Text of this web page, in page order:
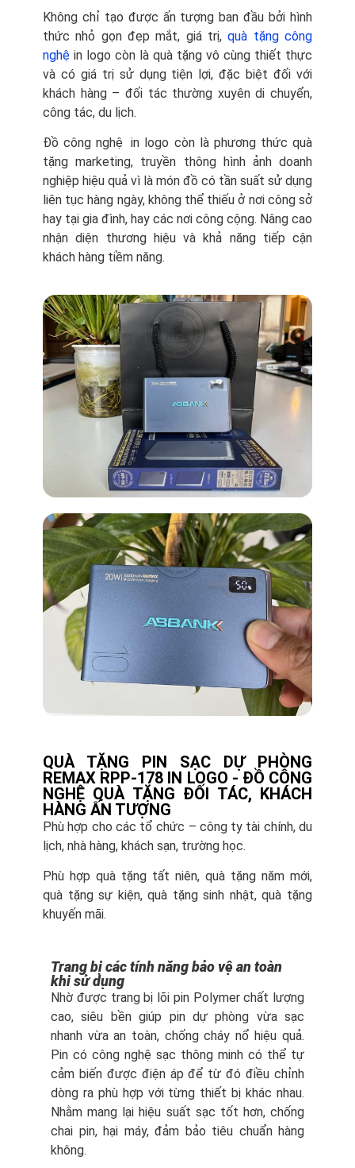
Không chỉ tạo được ấn tượng ban đầu bởi hình
thức nhỏ gọn đẹp mắt, giá trị,quà tặng công
nghệ in logo còn là quà tặng vô cùng thiết thực
và có giá trị sử dụng tiện lợi, đặc biệt đối với
khách hàng – đối tác thường xuyên di chuyển,
công tác, du lịch.
Đồ công nghệ in logo còn là phương thức quà
tặng marketing, truyền thông hình ảnh doanh
nghiệp hiệu quả vì là món đồ có tần suất sử dụng
liên tục hàng ngày, không thể thiếu ở nơi công sở
hay tại gia đình, hay các nơi công cộng. Nâng cao
nhận diện thương hiệu và khả năng tiếp cận
khách hàng tiềm năng.
QUÀ TẶNG PIN SẠC DỰ PHÒNG
REMAX RPP-178 IN LOGO - ĐỒ CÔNG
NGHỆ QUÀ TẶNG ĐỐI TÁC, KHÁCH
HÀNG ẤN TƯỢNG
Phù hợp cho các tổ chức – công ty tài chính, du
lịch, nhà hàng, khách sạn, trường học.
Phù hợp quà tặng tất niên, quà tặng năm mới,
quà tặng sự kiện, quà tặng sinh nhật, quà tặng
khuyến mãi.
Trang bị các tính năng bảo vệ an toàn
khi sử dụng
Nhờ được trang bị lõi pin Polymer chất lượng
cao, siêu bền giúp pin dự phòng vừa sạc
nhanh vừa an toàn, chống cháy nổ hiệu quả.
Pin có công nghệ sạc thông minh có thể tự
cảm biến được điện áp để từ đó điều chỉnh
dòng ra phù hợp với từng thiết bị khác nhau.
Nhằm mang lại hiệu suất sạc tốt hơn, chống
chai pin, hại máy, đảm bảo tiêu chuẩn hàng
không.